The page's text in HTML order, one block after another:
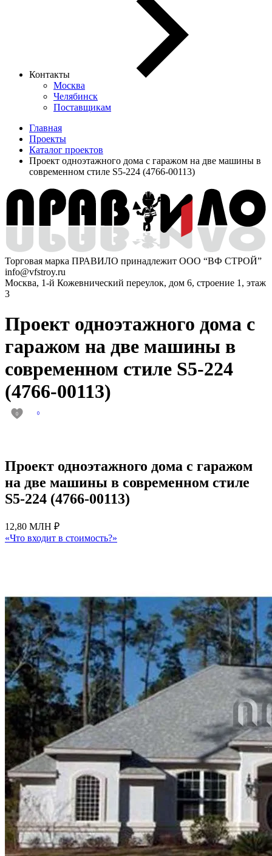
Контакты
Москва
Челябинск
Поставщикам
Главная
Проекты
Каталог проектов
Проект одноэтажного дома с гаражом на две машины в
современном стиле S5-224 (4766-00113)
Торговая марка ПРАВИЛО принадлежит ООО “ВФ СТРОЙ”
info@vfstroy.ru
Москва, 1-й Кожевнический переулок, дом 6, строение 1, этаж
3
Проект одноэтажного дома с
гаражом на две машины в
современном стиле S5-224
(4766-00113)
0 0
Проект одноэтажного дома с гаражом
на две машины в современном стиле
S5-224 (4766-00113)
12,80 МЛН ₽
«Что входит в стоимость?»